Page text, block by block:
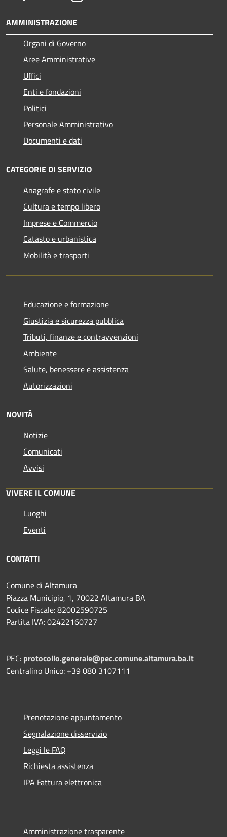
AMMINISTRAZIONE
Organi di Governo
Aree Amministrative
Uffici
Enti e fondazioni
Politici
Personale Amministrativo
Documenti e dati
CATEGORIE DI SERVIZIO
Anagrafe e stato civile
Cultura e tempo libero
Imprese e Commercio
Catasto e urbanistica
Mobilità e trasporti
Educazione e formazione
Giustizia e sicurezza pubblica
Tributi, finanze e contravvenzioni
Ambiente
Salute, benessere e assistenza
Autorizzazioni
NOVITÀ
Notizie
Comunicati
Avvisi
VIVERE IL COMUNE
Luoghi
Eventi
CONTATTI
Comune di Altamura
Piazza Municipio, 1, 70022 Altamura BA
Codice Fiscale: 82002590725
Partita IVA: 02422160727
PEC: protocollo.generale@pec.comune.altamura.ba.it
Centralino Unico: +39 080 3107111
Prenotazione appuntamento
Segnalazione disservizio
Leggi le FAQ
Richiesta assistenza
IPA Fattura elettronica
Amministrazione trasparente